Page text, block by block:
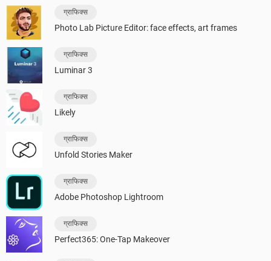
ग्राफिक्स
Photo Lab Picture Editor: face effects, art frames
ग्राफिक्स
Luminar 3
ग्राफिक्स
Likely
ग्राफिक्स
Unfold Stories Maker
ग्राफिक्स
Adobe Photoshop Lightroom
ग्राफिक्स
Perfect365: One-Tap Makeover